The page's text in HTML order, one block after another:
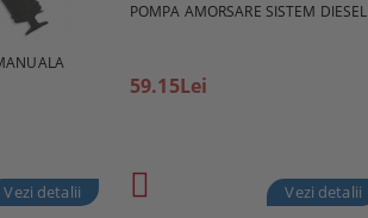
Vezi detalii
POMPA AMORSARE SISTEM DIESEL
59.15Lei
Vezi detalii